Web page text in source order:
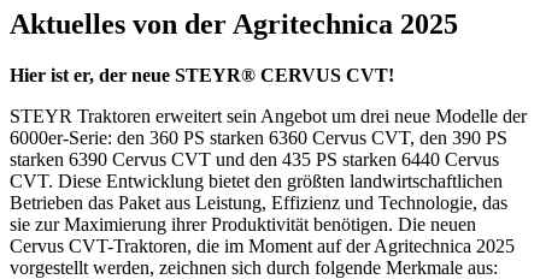
Aktuelles von der Agritechnica 2025
Hier ist er, der neue STEYR® CERVUS CVT!
STEYR Traktoren erweitert sein Angebot um drei neue Modelle der
6000er-Serie: den 360 PS starken 6360 Cervus CVT, den 390 PS
starken 6390 Cervus CVT und den 435 PS starken 6440 Cervus
CVT. Diese Entwicklung bietet den größten landwirtschaftlichen
Betrieben das Paket aus Leistung, Effizienz und Technologie, das
sie zur Maximierung ihrer Produktivität benötigen. Die neuen
Cervus CVT-Traktoren, die im Moment auf der Agritechnica 2025
vorgestellt werden, zeichnen sich durch folgende Merkmale aus: